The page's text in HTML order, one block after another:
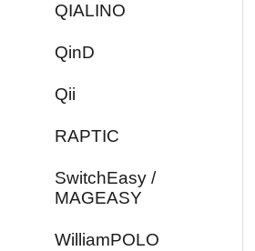
QIALINO
QinD
Qii
RAPTIC
SwitchEasy /
MAGEASY
WilliamPOLO